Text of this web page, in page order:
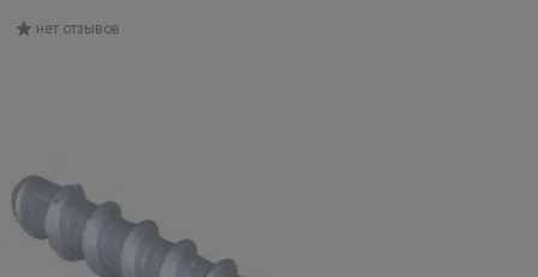
нет отзывов